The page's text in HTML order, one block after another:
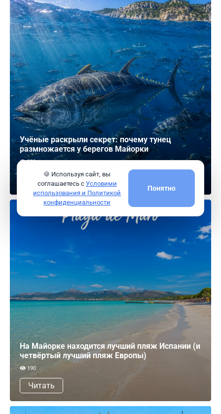
Учёные раскрыли секрет: почему тунец
размножается у берегов Майорки
229
Читать
На Майорке находится лучший пляж Испании (и
четвёртый лучший пляж Европы)
190
Читать
🍪 Используя сайт, вы
соглашаетесь с Условими
использования и Политикой
конфиденциальности
Понятно